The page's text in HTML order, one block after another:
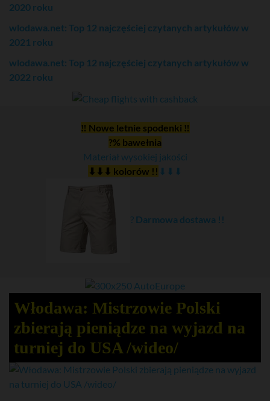
2020 roku
wlodawa.net: Top 12 najczęściej czytanych artykułów w
2021 roku
wlodawa.net: Top 12 najczęściej czytanych artykułów w
2022 roku
‼ Nowe letnie spodenki ‼
?% bawełnia
Materiał wysokiej jakości
⬇⬇⬇ kolorów !! ⬇⬇⬇
? Darmowa dostawa !!
Włodawa: Mistrzowie Polski
zbierają pieniądze na wyjazd na
turniej do USA /wideo/